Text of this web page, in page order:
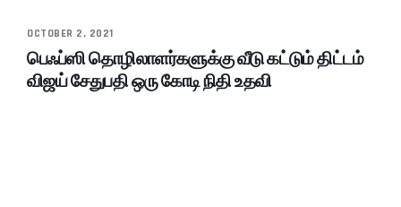
OCTOBER 2, 2021
பெஃப்ஸி தொழிலாளர்களுக்கு வீடு கட்டும் திட்டம்
விஜய் சேதுபதி ஒரு கோடி நிதி உதவி